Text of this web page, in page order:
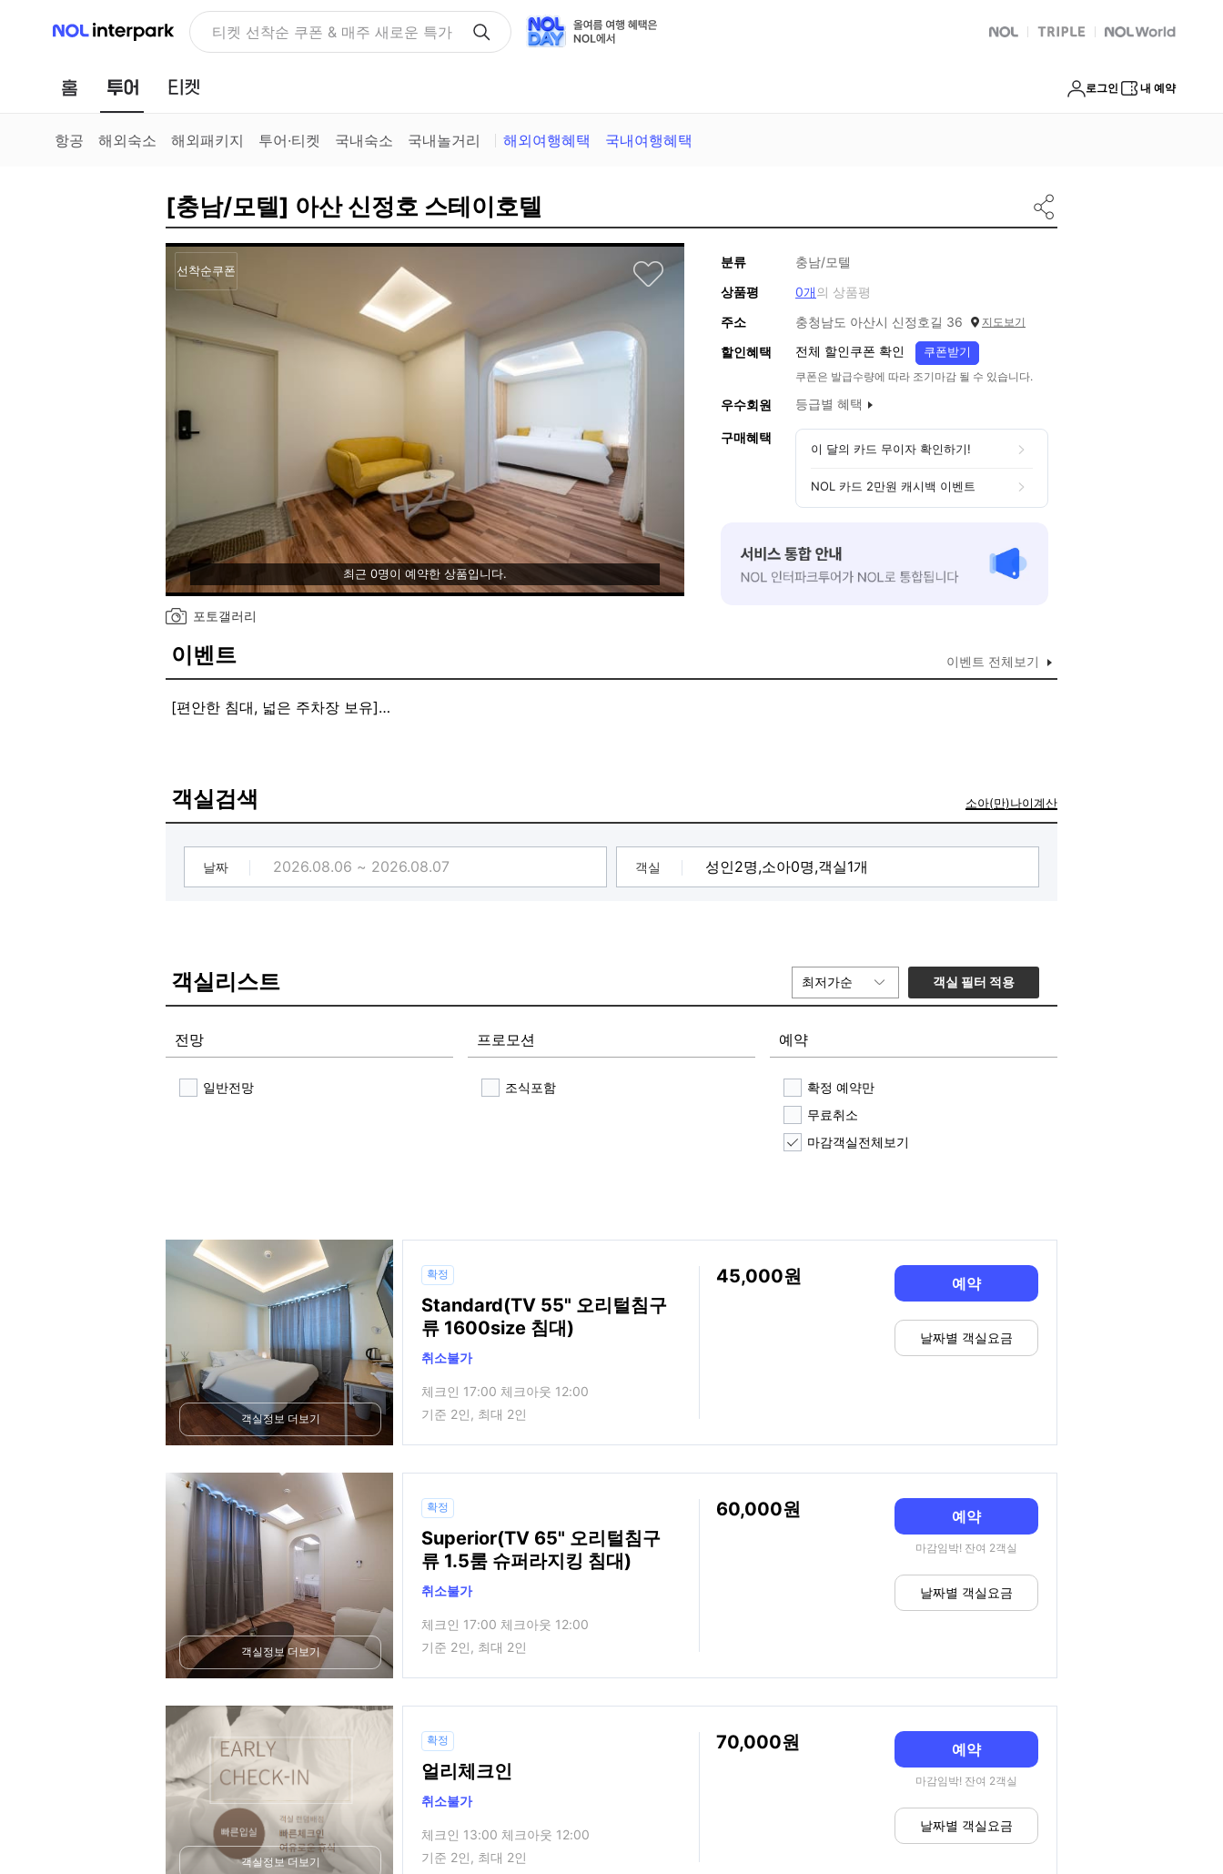
NOL 인터파크 NOLDAY, 최대 70% 여행 혜택 NOL 트리플 Global Interpark
홈 투어 로그인 내 예약
항공 해외숙소 해외패키지 투어·티켓 국내숙소 국내놀거리 해외여행혜택 국내여행혜택
[충남/모텔] 아산 신정호 스테이호텔
선착순쿠폰
최근 0명이 예약한 상품입니다.
포토갤러리
분류
충남/모텔
상품평
0개의 상품평
주소
충청남도 아산시 신정호길 36 지도보기
할인혜택 전체 할인쿠폰 확인 쿠폰받기
쿠폰은 발급수량에 따라 조기마감 될 수 있습니다.
우수회원 등급별 혜택
구매혜택
이 달의 카드 무이자 확인하기!
NOL 카드 2만원 캐시백 이벤트
이벤트 이벤트 전체보기
[편안한 침대, 넓은 주차장 보유]
객실검색 소아(만)나이계산
날짜 객실
객실리스트 최저가순 객실 필터 적용
전망
일반전망
프로모션
조식포함
예약
확정 예약만
무료취소
마감객실전체보기
객실정보 더보기
확정
Standard(TV 55" 오리털침구
류 1600size 침대)
취소불가
체크인 17:00 체크아웃 12:00
기준 2인, 최대 2인
45,000 예약
날짜별 객실요금
객실정보 더보기
확정
Superior(TV 65" 오리털침구
류 1.5룸 슈퍼라지킹 침대)
취소불가
체크인 17:00 체크아웃 12:00
기준 2인, 최대 2인
60,000 예약
마감임박! 잔여 2객실
날짜별 객실요금
객실정보 더보기
확정
얼리체크인
취소불가
체크인 13:00 체크아웃 12:00
기준 2인, 최대 2인
70,000 예약
마감임박! 잔여 2객실
날짜별 객실요금